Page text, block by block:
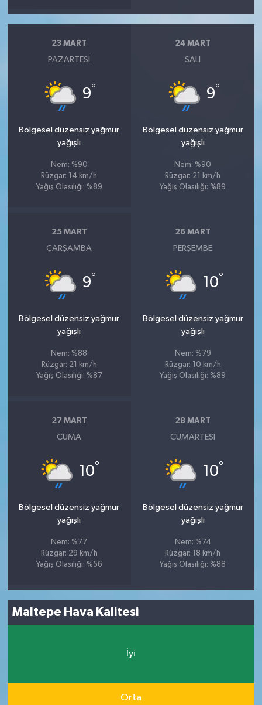
23 MART
PAZARTESI
9°
Bölgesel düzensiz yağmur
yağışlı
Nem: %90
Rüzgar: 14 km/h
Yağış Olasılığı: %89
24 MART
SALI
9°
Bölgesel düzensiz yağmur
yağışlı
Nem: %90
Rüzgar: 21 km/h
Yağış Olasılığı: %89
25 MART
ÇARŞAMBA
9°
Bölgesel düzensiz yağmur
yağışlı
Nem: %88
Rüzgar: 21 km/h
Yağış Olasılığı: %87
26 MART
PERŞEMBE
10°
Bölgesel düzensiz yağmur
yağışlı
Nem: %79
Rüzgar: 10 km/h
Yağış Olasılığı: %89
27 MART
CUMA
10°
Bölgesel düzensiz yağmur
yağışlı
Nem: %77
Rüzgar: 29 km/h
Yağış Olasılığı: %56
28 MART
CUMARTESI
10°
Bölgesel düzensiz yağmur
yağışlı
Nem: %74
Rüzgar: 18 km/h
Yağış Olasılığı: %88
Maltepe Hava Kalitesi
İyi
Orta